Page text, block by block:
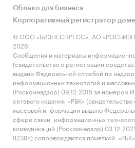
Облако для бизнеса
Корпоративный регистратор
© ООО «БИЗНЕСПРЕСС», АО
2026.
Сообщения и материалы
(свидетельство о регистрации
выдано Федеральной службой по
информационных технологий и
(Роскомнадзор) 09.12.2015 за
сетевого издания «РБК»
массовой информации выдано
сфере связи, информационных
коммуникаций (Роскомнадзор)
82385) сопровождаются пометкой «РБК».